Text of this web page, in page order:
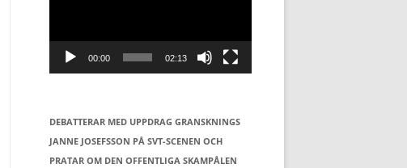
00:00 02:13
DEBATTERAR MED UPPDRAG GRANSKNINGS
JANNE JOSEFSSON PÅ SVT-SCENEN OCH
PRATAR OM DEN OFFENTLIGA SKAMPÅLEN